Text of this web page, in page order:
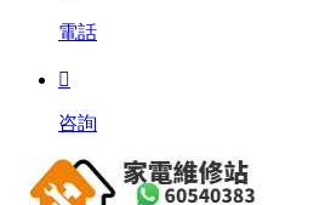
電話

咨詢